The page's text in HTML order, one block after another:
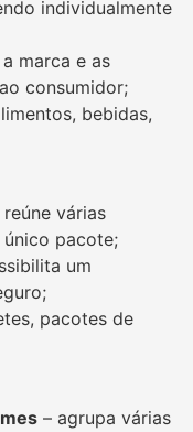
individualmente
marca e as
consumidor;
bebidas,
reúne várias
único pacote;
um
pacotes de
– agrupa várias